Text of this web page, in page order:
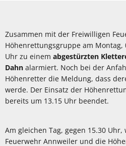
Zusammen mit der Freiwilligen
Höhenrettungsgruppe am Montag,
Uhr zu einem abgestürzten
Dahn alarmiert. Noch bei der
Höhenretter die Meldung, dass
werde. Der Einsatz der
bereits um 13.15 Uhr beendet.
Am gleichen Tag, gegen 15.30
Feuerwehr Annweiler und die